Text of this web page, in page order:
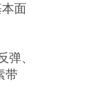
面
、
带